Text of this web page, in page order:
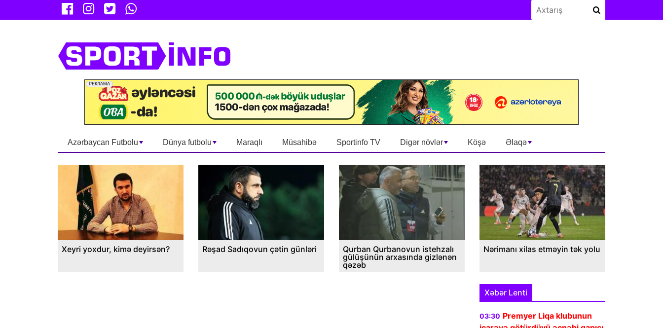
Azərbaycan Futbolu Dünya futbolu Maraqlı Müsahibə Sportinfo TV Digər növlər Köşə Əlaqə
Xeyri yoxdur, kimə deyirsən? Rəşad Sadıqovun çətin günləri
Qurban Qurbanovun istehzalı
gülüşünün arxasında gizlənən
qəzəb
Nərimanı xilas etməyin tək yolu
Xəbər Lenti
03:30 Premyer Liqa klubunun